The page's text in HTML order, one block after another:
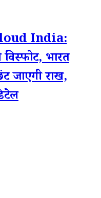
India:
विस्फोट, भारत
राख,